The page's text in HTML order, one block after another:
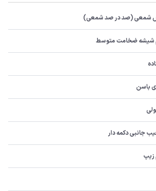
شمعی (صد در صد شمعی)
شیشه ضخامت متوسط
باسن
جانبی دکمه دار
زیپ